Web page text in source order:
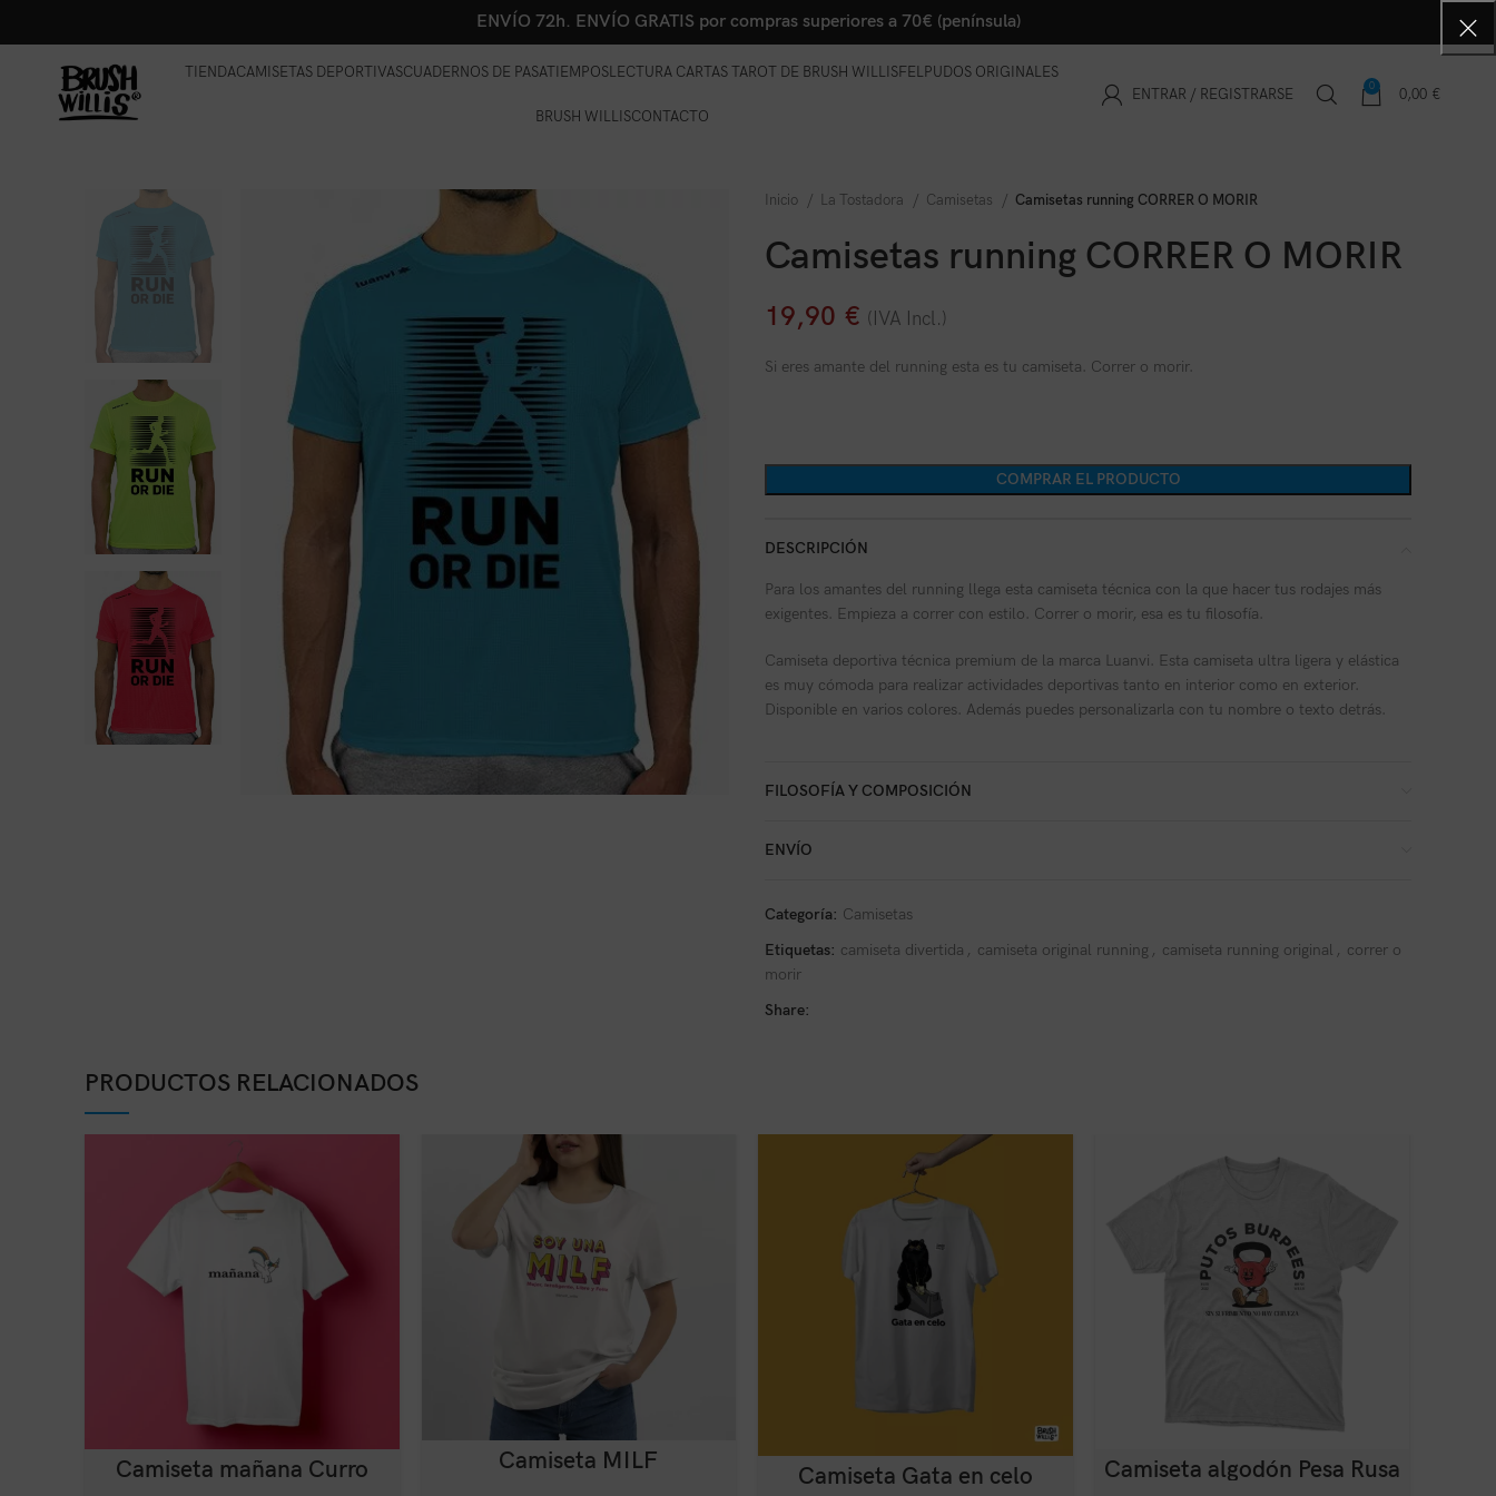
ENVÍO 72h. ENVÍO GRATIS por compras superiores a 70€ (península)
TIENDACAMISETAS DEPORTIVASCUADERNOS DE PASATIEMPOSLECTURA CARTAS TAROT DE BRUSH WILLISFELPUDOS ORIGINALES
BRUSH WILLISCONTACTO
ENTRAR / REGISTRARSE 0 0,00 €
Inicio La Tostadora Camisetas Camisetas running CORRER O MORIR
Camisetas running CORRER O MORIR
19,90 € (IVA Incl.)
Si eres amante del running esta es tu camiseta. Correr o morir.
COMPRAR EL PRODUCTO
DESCRIPCIÓN
Para los amantes del running llega esta camiseta técnica con la que hacer tus rodajes más
exigentes. Empieza a correr con estilo. Correr o morir, esa es tu filosofía.
Camiseta deportiva técnica premium de la marca Luanvi. Esta camiseta ultra ligera y elástica
es muy cómoda para realizar actividades deportivas tanto en interior como en exterior.
Disponible en varios colores. Además puedes personalizarla con tu nombre o texto detrás.
FILOSOFÍA Y COMPOSICIÓN
ENVÍO
Categoría: Camisetas
Etiquetas: camiseta divertida , camiseta original running , camiseta running original , correr o
morir
Share:
PRODUCTOS RELACIONADOS
Camiseta mañana Curro Camiseta MILF
Camiseta Gata en celo Camiseta algodón Pesa Rusa